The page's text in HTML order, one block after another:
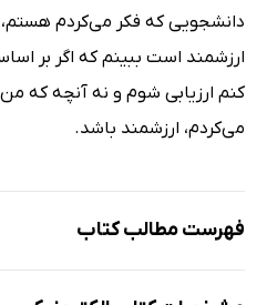
دانشجویی که فکر می‌کردم
ارزشمند است ببینم که اگر بر
کنم ارزیابی شوم و نه آنچه که
می‌کردم، ارزشمند باشد.
فهرست مطالب کتاب